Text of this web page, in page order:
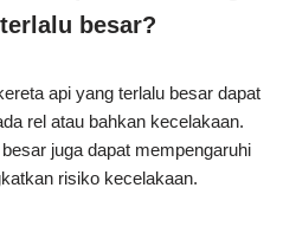
besar?
api yang terlalu besar dapat
rel atau bahkan kecelakaan.
juga dapat mempengaruhi
risiko kecelakaan.